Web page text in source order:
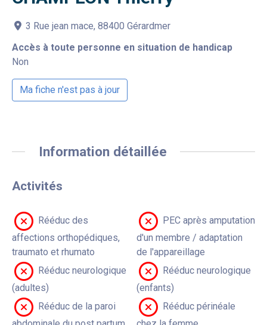
3 Rue jean mace, 88400 Gérardmer
Accès à toute personne en situation de handicap
Non
Ma fiche n'est pas à jour
Information détaillée
Activités
Rééduc des
affections orthopédiques,
traumato et rhumato
PEC après amputation
d'un membre / adaptation
de l'appareillage
Rééduc neurologique
(adultes)
Rééduc neurologique
(enfants)
Rééduc de la paroi
Rééduc périnéale